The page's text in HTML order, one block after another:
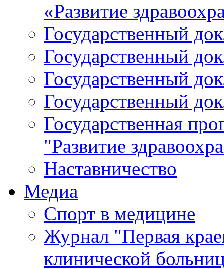
«Развитие
Государственный
Государственный
Государственный
Государственный
Государственная
"Развитие
Наставничество
Медиа
Спорт в медицине
Журнал "Первая
клинической